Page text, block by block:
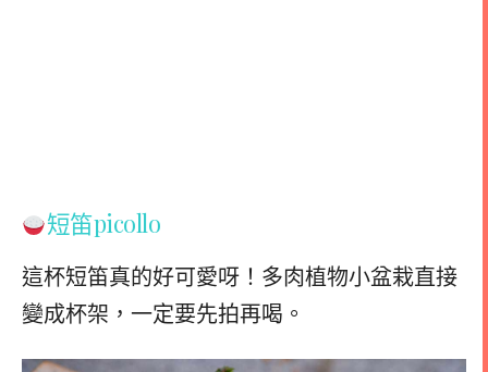
短笛picollo
這杯短笛真的好可愛呀！多肉植物小盆栽直接
變成杯架，一定要先拍再喝。